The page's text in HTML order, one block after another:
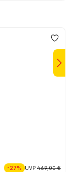
-27% UVP469,00 €